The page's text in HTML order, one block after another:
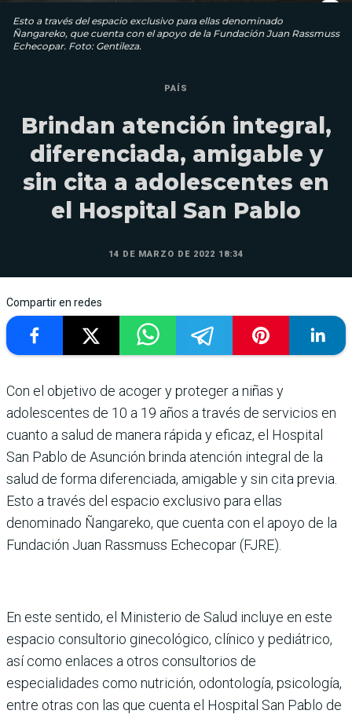
Esto a través del espacio exclusivo para ellas denominado
Ñangareko, que cuenta con el apoyo de la Fundación Juan Rassmuss
Echecopar. Foto: Gentileza.
PAÍS
Brindan atención integral,
diferenciada, amigable y
sin cita a adolescentes en
el Hospital San Pablo
14 DE MARZO DE 2022 18:34
Compartir en redes
Con el objetivo de acoger y proteger a niñas y
adolescentes de 10 a 19 años a través de servicios en
cuanto a salud de manera rápida y eficaz, el Hospital
San Pablo de Asunción brinda atención integral de la
salud de forma diferenciada, amigable y sin cita previa.
Esto a través del espacio exclusivo para ellas
denominado Ñangareko, que cuenta con el apoyo de la
Fundación Juan Rassmuss Echecopar (FJRE).
En este sentido, el Ministerio de Salud incluye en este
espacio consultorio ginecológico, clínico y pediátrico,
así como enlaces a otros consultorios de
especialidades como nutrición, odontología, psicología,
entre otras con las que cuenta el Hospital San Pablo de